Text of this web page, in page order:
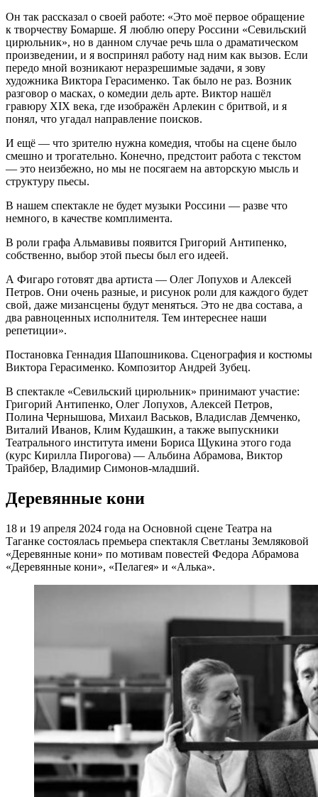
Он так рассказал о своей работе: «Это моё первое обращение
к творчеству Бомарше. Я люблю оперу Россини «Севильский
цирюльник», но в данном случае речь шла о драматическом
произведении, и я воспринял работу над ним как вызов. Если
передо мной возникают неразрешимые задачи, я зову
художника Виктора Герасименко. Так было не раз. Возник
разговор о масках, о комедии дель арте. Виктор нашёл
гравюру XIX века, где изображён Арлекин с бритвой, и я
понял, что угадал направление поисков.
И ещё — что зрителю нужна комедия, чтобы на сцене было
смешно и трогательно. Конечно, предстоит работа с текстом
— это неизбежно, но мы не посягаем на авторскую мысль и
структуру пьесы.
В нашем спектакле не будет музыки Россини — разве что
немного, в качестве комплимента.
В роли графа Альмавивы появится Григорий Антипенко,
собственно, выбор этой пьесы был его идеей.
А Фигаро готовят два артиста — Олег Лопухов и Алексей
Петров. Они очень разные, и рисунок роли для каждого будет
свой, даже мизансцены будут меняться. Это не два состава, а
два равноценных исполнителя. Тем интереснее наши
репетиции».
Постановка Геннадия Шапошникова. Сценография и костюмы
Виктора Герасименко. Композитор Андрей Зубец.
В спектакле «Севильский цирюльник» принимают участие:
Григорий Антипенко, Олег Лопухов, Алексей Петров,
Полина Чернышова, Михаил Васьков, Владислав Демченко,
Виталий Иванов, Клим Кудашкин, а также выпускники
Театрального института имени Бориса Щукина этого года
(курс Кирилла Пирогова) — Альбина Абрамова, Виктор
Трайбер, Владимир Симонов-младший.
Деревянные кони
18 и 19 апреля 2024 года на Основной сцене Театра на
Таганке состоялась премьера спектакля Светланы Земляковой
«Деревянные кони» по мотивам повестей Федора Абрамова
«Деревянные кони», «Пелагея» и «Алька».